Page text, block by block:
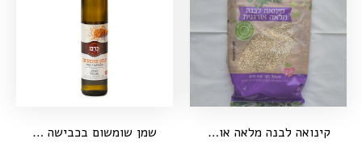
קינואה לבנה מלאה אורגנית, 500 גרם
שמן שומשום בכבישה קרה, 250 מ"ל